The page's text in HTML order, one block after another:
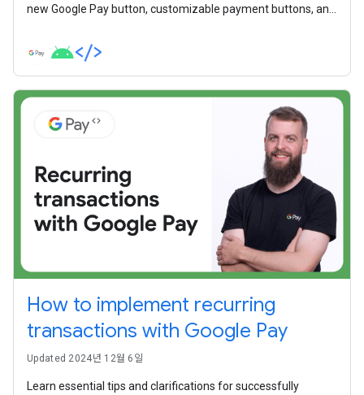
new Google Pay button, customizable payment buttons, and
How to implement recurring
transactions with Google Pay
Updated 2024년 12월 6일
Learn essential tips and clarifications for successfully